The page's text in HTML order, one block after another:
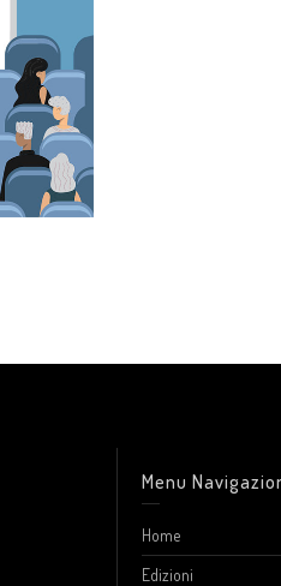
Menu
Home
Edizioni